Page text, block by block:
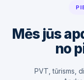
Mēs jūs
no
PVT, tūrisms,